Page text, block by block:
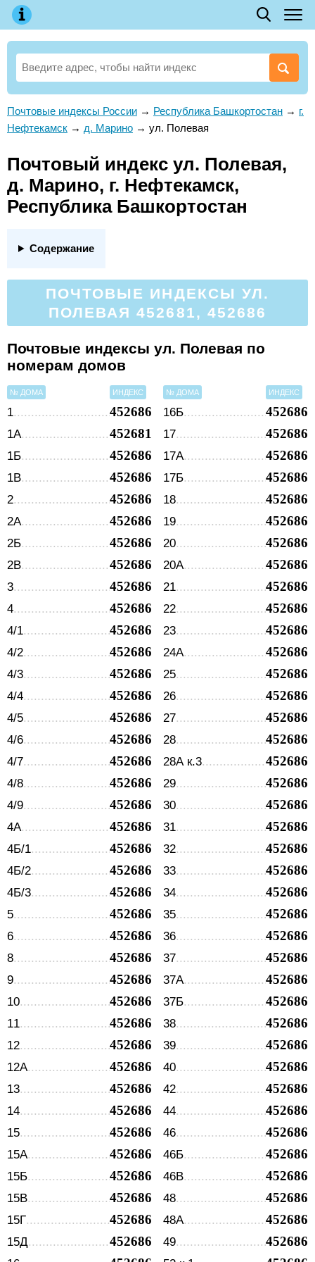
Почтовые индексы России → Республика Башкортостан → г.
Нефтекамск → д. Марино → ул. Полевая
Почтовый индекс ул. Полевая,
д. Марино, г. Нефтекамск,
Республика Башкортостан
Содержание
ПОЧТОВЫЕ ИНДЕКСЫ УЛ.
ПОЛЕВАЯ 452681, 452686
Почтовые индексы ул. Полевая по
номерам домов
№ ДОМА ИНДЕКС
1 452686
1А 452681
1Б 452686
1В 452686
2 452686
2А 452686
2Б 452686
2В 452686
3 452686
4 452686
4/1 452686
4/2 452686
4/3 452686
4/4 452686
4/5 452686
4/6 452686
4/7 452686
4/8 452686
4/9 452686
4А 452686
4Б/1 452686
4Б/2 452686
4Б/3 452686
5 452686
6 452686
8 452686
9 452686
10 452686
11 452686
12 452686
12А 452686
13 452686
14 452686
15 452686
15А 452686
15Б 452686
15В 452686
15Г 452686
15Д 452686
№ ДОМА ИНДЕКС
16Б 452686
17 452686
17А 452686
17Б 452686
18 452686
19 452686
20 452686
20А 452686
21 452686
22 452686
23 452686
24А 452686
25 452686
26 452686
27 452686
28 452686
28А к.3 452686
29 452686
30 452686
31 452686
32 452686
33 452686
34 452686
35 452686
36 452686
37 452686
37А 452686
37Б 452686
38 452686
39 452686
40 452686
42 452686
44 452686
46 452686
46Б 452686
46В 452686
48 452686
48А 452686
49 452686